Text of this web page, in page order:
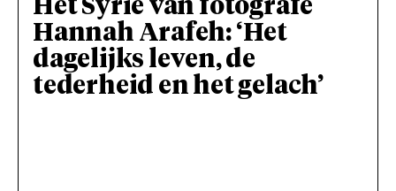
Het Syrië van fotografe
Hannah Arafeh: ‘Het
dagelijks leven, de
tederheid en het gelach’